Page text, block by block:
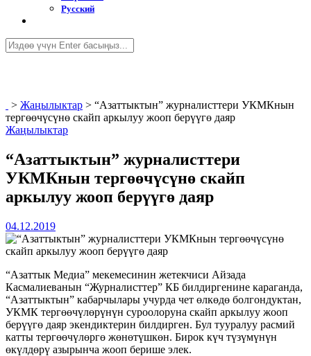
Русский
> Жаңылыктар > “Азаттыктын” журналисттери УКМКнын
тергөөчүсүнө скайп аркылуу жооп берүүгө даяр
Жаңылыктар
“Азаттыктын” журналисттери
УКМКнын тергөөчүсүнө скайп
аркылуу жооп берүүгө даяр
04.12.2019
“Азаттык Медиа” мекемесинин жетекчиси Айзада
Касмалиеванын “Журналисттер” КБ билдиргенине караганда,
“Азаттыктын” кабарчылары учурда чет өлкөдө болгондуктан,
УКМК тергөөчүлөрүнүн суроолоруна скайп аркылуу жооп
берүүгө даяр экендиктерин билдирген. Бул тууралуу расмий
катты тергөөчүлөргө жөнөтүшкөн. Бирок күч түзүмүнүн
өкүлдөрү азырынча жооп берише элек.